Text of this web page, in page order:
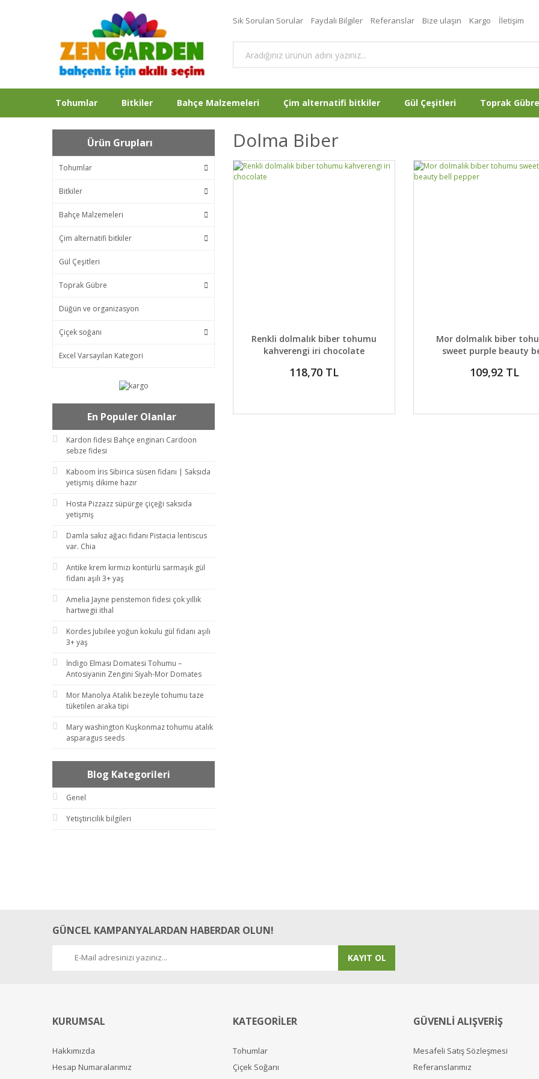
Sık Sorulan Sorular Faydalı Bilgiler Referanslar Bize ulaşın Kargo İletişim
Tohumlar Bitkiler Bahçe Malzemeleri Çim alternatifi bitkiler Gül Çeşitleri Toprak Gübre
Ürün Grupları
Tohumlar
Bitkiler
Bahçe Malzemeleri
Çim alternatifi bitkiler
Gül Çeşitleri
Toprak Gübre
Düğün ve organizasyon
Çiçek soğanı
Excel Varsayılan Kategori
En Populer Olanlar
Kardon fidesi Bahçe enginarı Cardoon
sebze fidesi
Kaboom İris Sibirica süsen fidanı | Saksıda
yetişmiş dikime hazır
Hosta Pizzazz süpürge çiçeği saksıda
yetişmiş
Damla sakız ağacı fidanı Pistacia lentiscus
var. Chia
Antike krem kırmızı kontürlü sarmaşık gül
fidanı aşılı 3+ yaş
Amelia Jayne penstemon fidesi çok yıllık
hartwegii ithal
Kordes Jubilee yoğun kokulu gül fidanı aşılı
3+ yaş
İndigo Elması Domatesi Tohumu –
Antosiyanin Zengini Siyah-Mor Domates
Mor Manolya Atalık bezeyle tohumu taze
tüketilen araka tipi
Mary washington Kuşkonmaz tohumu atalık
asparagus seeds
Blog Kategorileri
Genel
Yetiştiricilik bilgileri
Dolma Biber
DETAYLAR SEPETE EKLE
Renkli dolmalık biber tohumu
kahverengi iri chocolate
118,70 TL
DETAYLAR GELİNCE
Mor dolmalık biber
sweet purple beauty
109,92 TL
GÜNCEL KAMPANYALARDAN HABERDAR OLUN!
KAYIT OL
KURUMSAL
Hakkımızda
Hesap Numaralarımız
KATEGORİLER
Tohumlar
Çiçek Soğanı
GÜVENLİ ALIŞVERİŞ
Mesafeli Satış Sözleşmesi
Referanslarımız